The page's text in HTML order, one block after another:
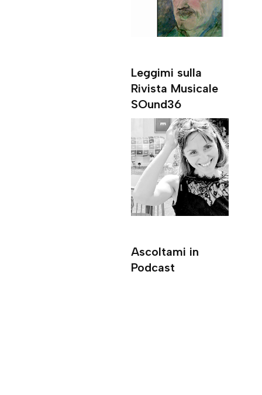
Leggimi sulla
Rivista Musicale
SOund36
Ascoltami in
Podcast